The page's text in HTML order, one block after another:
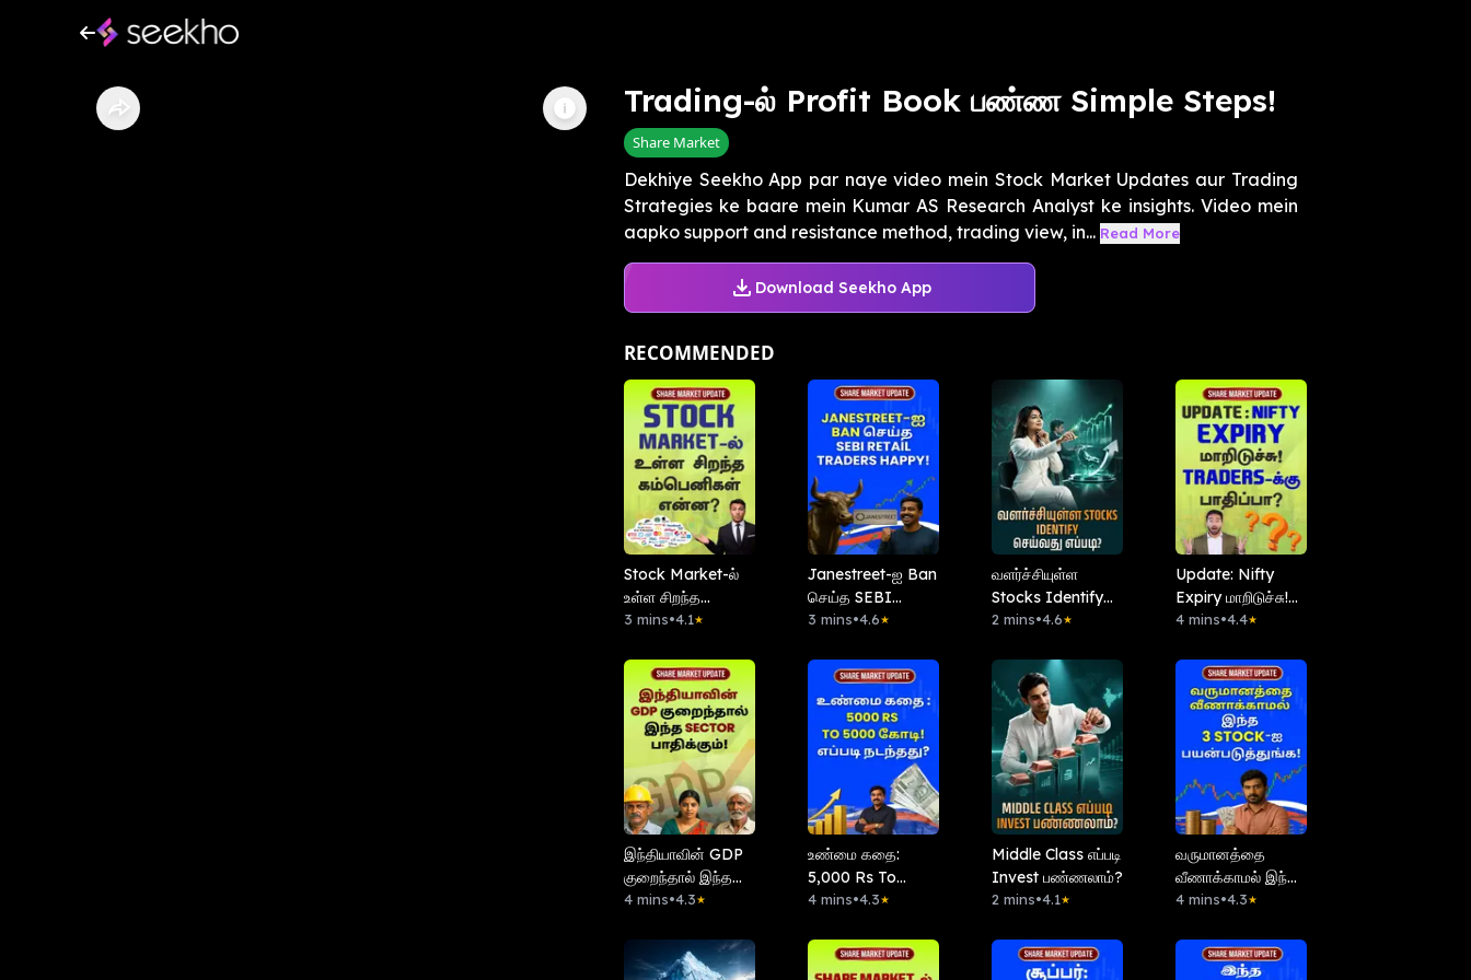
Trading-ல் Profit Book பண்ண Simple Steps!
Share Market
Dekhiye Seekho App par naye video mein Stock Market Updates aur Trading
Strategies ke baare mein Kumar AS Research Analyst ke insights. Video mein
aapko support and resistance method, trading view, in... Read More
Download Seekho App
RECOMMENDED
Stock Market-ல்
உள்ள சிறந்த
கம்பெனிகள் என்ன?
3 mins•4.1★
Janestreet-ஐ Ban
செய்த SEBI
Retail-Traders
3 mins•4.6★
வளர்ச்சியுள்ள
Stocks Identify
செய்வது எப்படி?
2 mins•4.6★
Update: Nifty
Expiry மாறிடுச்சு!
Traders-க்கு
4 mins•4.4★
இந்தியாவின் GDP
குறைந்தால் இந்த
Sector பாதிக்கும்!
4 mins•4.3★
உண்மை கதை:
5,000 Rs To
5,000 கோடி! எப்படி
4 mins•4.3★
Middle Class எப்படி
Invest பண்ணலாம்?
2 mins•4.1★
வருமானத்தை
வீணாக்காமல் இந்த
3 Stock-ஐ
4 mins•4.3★